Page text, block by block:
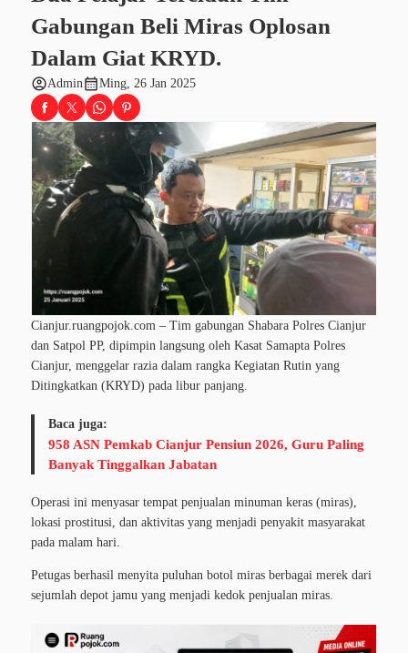
Gabungan Beli Miras Oplosan
Dalam Giat KRYD.
account_circleAdmin calendar_monthMing, 26 Jan 2025
Cianjur.ruangpojok.com – Tim gabungan Shabara Polres Cianjur
dan Satpol PP, dipimpin langsung oleh Kasat Samapta Polres
Cianjur, menggelar razia dalam rangka Kegiatan Rutin yang
Ditingkatkan (KRYD) pada libur panjang.
Baca juga:
958 ASN Pemkab Cianjur Pensiun 2026, Guru Paling
Banyak Tinggalkan Jabatan
Operasi ini menyasar tempat penjualan minuman keras (miras),
lokasi prostitusi, dan aktivitas yang menjadi penyakit masyarakat
pada malam hari.
Petugas berhasil menyita puluhan botol miras berbagai merek dari
sejumlah depot jamu yang menjadi kedok penjualan miras.